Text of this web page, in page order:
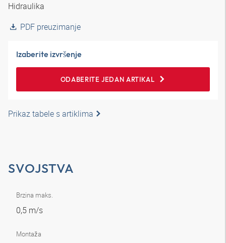
Hidraulika
PDF preuzimanje
Izaberite izvršenje
ODABERITE JEDAN ARTIKAL
Prikaz tabele s artiklima
SVOJSTVA
Brzina maks.
0,5 m/s
Montaža